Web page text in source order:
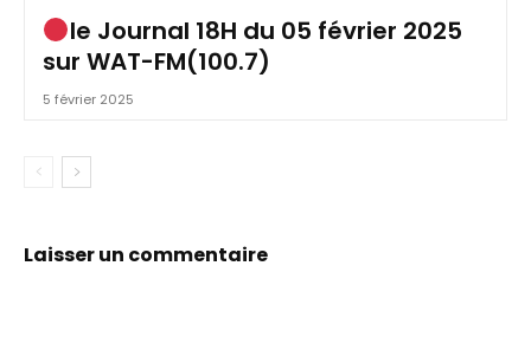
le Journal 18H du 05 février 2025
sur WAT-FM(100.7)
5 février 2025
Laisser un commentaire